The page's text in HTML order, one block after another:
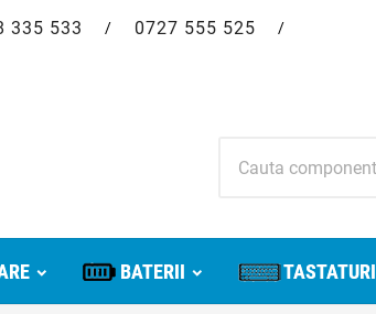
335 533 / 0727 555 525 /
BATERII TASTATURI